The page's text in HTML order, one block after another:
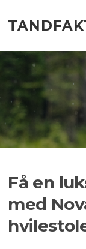
indhold
Få en
med